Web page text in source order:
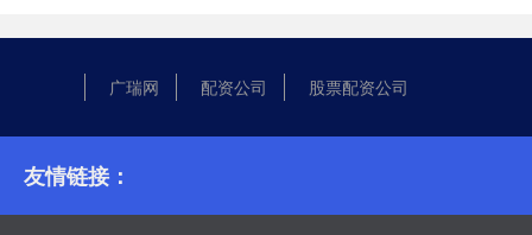
广瑞网 配资公司 股票配资公司
友情链接：